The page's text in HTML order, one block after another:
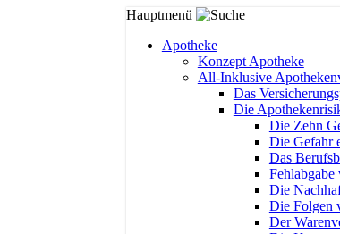
Hauptmenü
Apotheke
Konzept Apotheke
All-Inklusive
Das
Die
Die Zehn
Die Gefahr
Das
Fehlabgabe
Die
Die Folgen
Der